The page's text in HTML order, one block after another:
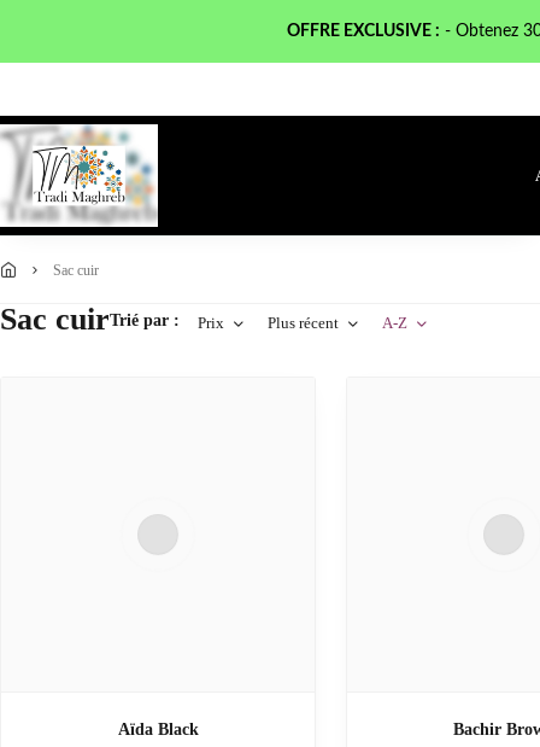
OFFRE EXCLUSIVE : - Obtenez
sac cuir
Sac cuirTrié par : Prix Plus récent A-Z
Aïda Black Bachir